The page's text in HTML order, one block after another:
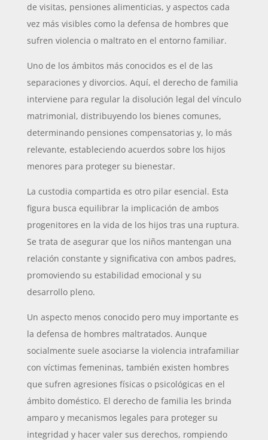
de visitas, pensiones alimenticias, y aspectos cada
vez más visibles como la defensa de hombres que
sufren violencia o maltrato en el entorno familiar.
Uno de los ámbitos más conocidos es el de las
separaciones y divorcios. Aquí, el derecho de familia
interviene para regular la disolución legal del vínculo
matrimonial, distribuyendo los bienes comunes,
determinando pensiones compensatorias y, lo más
relevante, estableciendo acuerdos sobre los hijos
menores para proteger su bienestar.
La custodia compartida es otro pilar esencial. Esta
figura busca equilibrar la implicación de ambos
progenitores en la vida de los hijos tras una ruptura.
Se trata de asegurar que los niños mantengan una
relación constante y significativa con ambos padres,
promoviendo su estabilidad emocional y su
desarrollo pleno.
Un aspecto menos conocido pero muy importante es
la defensa de hombres maltratados. Aunque
socialmente suele asociarse la violencia intrafamiliar
con víctimas femeninas, también existen hombres
que sufren agresiones físicas o psicológicas en el
ámbito doméstico. El derecho de familia les brinda
amparo y mecanismos legales para proteger su
integridad y hacer valer sus derechos, rompiendo